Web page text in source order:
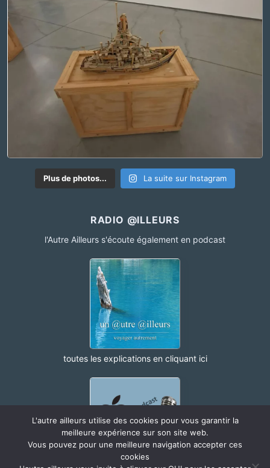
Plus de photos... La suite sur Instagram
RADIO @ILLEURS
l'Autre Ailleurs s'écoute également en podcast
toutes les explications en cliquant ici
L'autre ailleurs utilise des cookies pour vous garantir la
meilleure expérience sur son site web.
Vous pouvez pour une meilleure navigation accepter ces
cookies